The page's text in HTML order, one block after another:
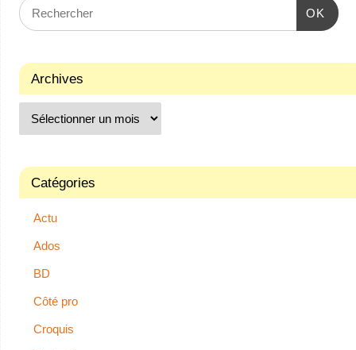
OK
Archives
Catégories
Actu
Ados
BD
Côté pro
Croquis